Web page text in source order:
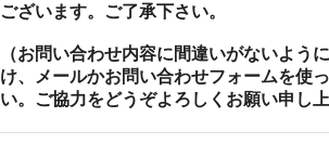
ございます。ご了承下さい。
（お問い合わせ内容に間違いがないよう
け、メールかお問い合わせフォームを使
い。ご協力をどうぞよろしくお願い申し上